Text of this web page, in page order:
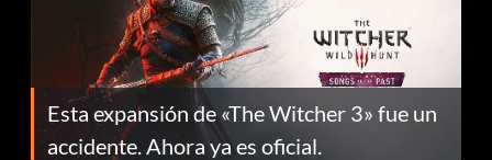
Esta expansión de «The Witcher 3» fue un
accidente. Ahora ya es oficial.